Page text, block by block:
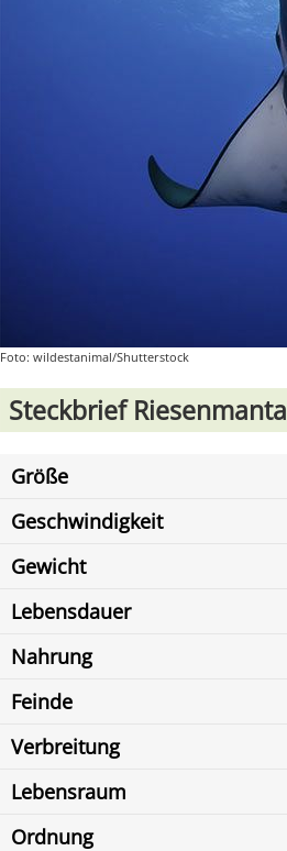
Foto: wildestanimal/Shutterstock
Steckbrief Riesenmanta
Größe
Geschwindigkeit
Gewicht
Lebensdauer
Nahrung
Feinde
Verbreitung
Lebensraum
Ordnung